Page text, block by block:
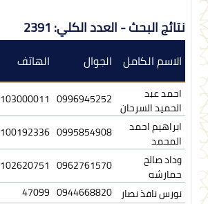
نتائج البحث - العدد الكلي: 2391
الاسم الكامل الجوال الهاتف
احمد عبد
الحميد السرحان 0996945252
103000011
ابراهيم احمد
المحمد
0995854908
100192336
وداد صالح
حمارشه
0962761570
102620751
نورس نافذ نصار 0944668820
47099